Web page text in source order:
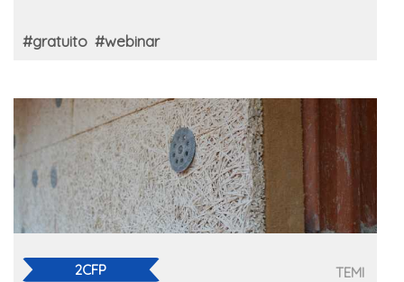
#gratuito #webinar
2CFP TEMI